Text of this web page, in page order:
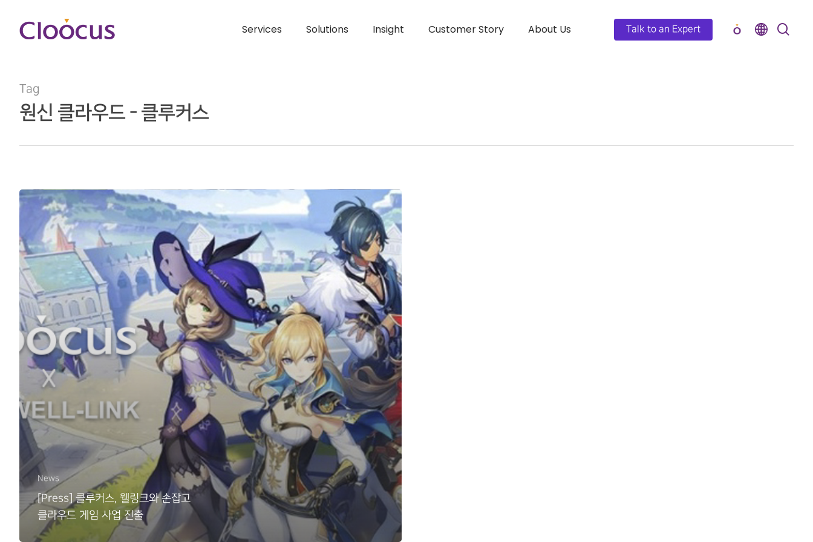
Hit enter to search or ESC to close
Services Solutions Insight Customer Story About Us Talk to an Expert
Tag
원신 클라우드 - 클루커스
News
[Press] 클루커스, 웰링크와 손잡고
클라우드 게임 사업 진출